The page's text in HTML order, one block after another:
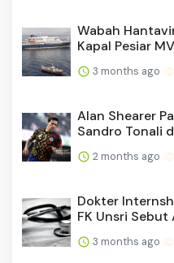
Wabah
Kapal Pesiar
3 months ago
Alan Shearer
Sandro Tonali
2 months ago
Dokter
FK Unsri Sebut
3 months ago